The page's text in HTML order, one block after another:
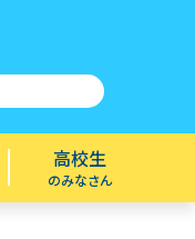
高校生
のみなさん